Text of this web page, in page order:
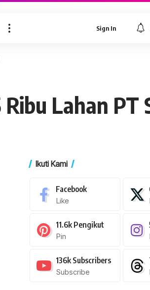
Sign In
Lahan PT
Ikuti Kami
Facebook
Like
11.6k Pengikut
Pin
136k Subscribers
Subscribe